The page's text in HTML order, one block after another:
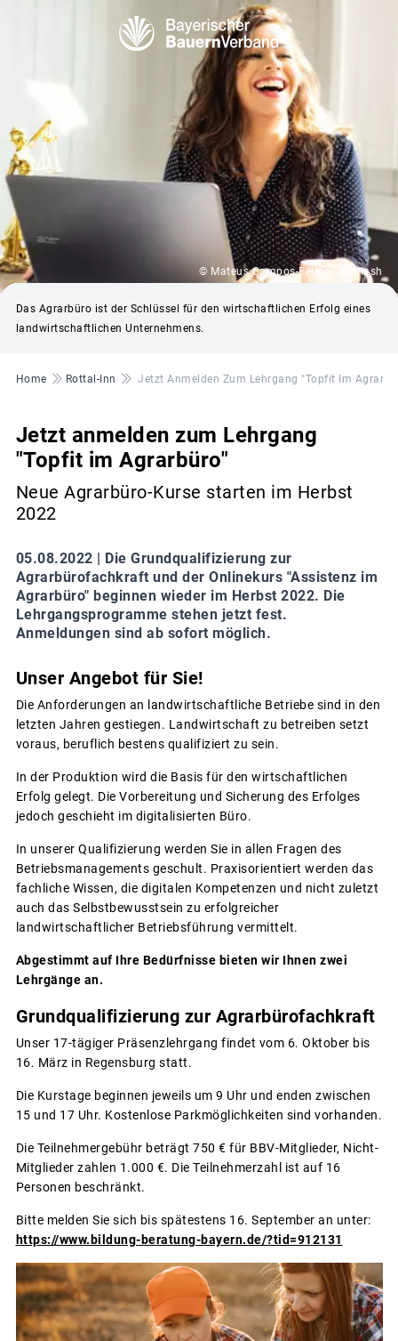
© Mateus Campos-Felipe/unsplash
Das Agrarbüro ist der Schlüssel für den wirtschaftlichen Erfolg eines
landwirtschaftlichen Unternehmens.
Pfadnavigation
Home Rottal-Inn Jetzt Anmelden Zum Lehrgang "Topfit Im
Jetzt anmelden zum Lehrgang
"Topfit im Agrarbüro"
Neue Agrarbüro-Kurse starten im Herbst
2022
05.08.2022 |
Die Grundqualifizierung zur
Agrarbürofachkraft und der Onlinekurs "Assistenz im
Agrarbüro" beginnen wieder im Herbst 2022. Die
Lehrgangsprogramme stehen jetzt fest.
Anmeldungen sind ab sofort möglich.
Unser Angebot für Sie!
Die Anforderungen an landwirtschaftliche Betriebe sind in den
letzten Jahren gestiegen. Landwirtschaft zu betreiben setzt
voraus, beruflich bestens qualifiziert zu sein.
In der Produktion wird die Basis für den wirtschaftlichen
Erfolg gelegt. Die Vorbereitung und Sicherung des Erfolges
jedoch geschieht im digitalisierten Büro.
In unserer Qualifizierung werden Sie in allen Fragen des
Betriebsmanagements geschult. Praxisorientiert werden das
fachliche Wissen, die digitalen Kompetenzen und nicht zuletzt
auch das Selbstbewusstsein zu erfolgreicher
landwirtschaftlicher Betriebsführung vermittelt.
Abgestimmt auf Ihre Bedürfnisse bieten wir Ihnen zwei
Lehrgänge an.
Grundqualifizierung zur Agrarbürofachkraft
Unser 17-tägiger Präsenzlehrgang findet vom 6. Oktober bis
16. März in Regensburg statt.
Die Kurstage beginnen jeweils um 9 Uhr und enden zwischen
15 und 17 Uhr. Kostenlose Parkmöglichkeiten sind vorhanden.
Die Teilnehmergebühr beträgt 750 € für BBV-Mitglieder, Nicht-
Mitglieder zahlen 1.000 €. Die Teilnehmerzahl ist auf 16
Personen beschränkt.
Bitte melden Sie sich bis spätestens 16. September an unter:
https://www.bildung-beratung-bayern.de/?tid=912131